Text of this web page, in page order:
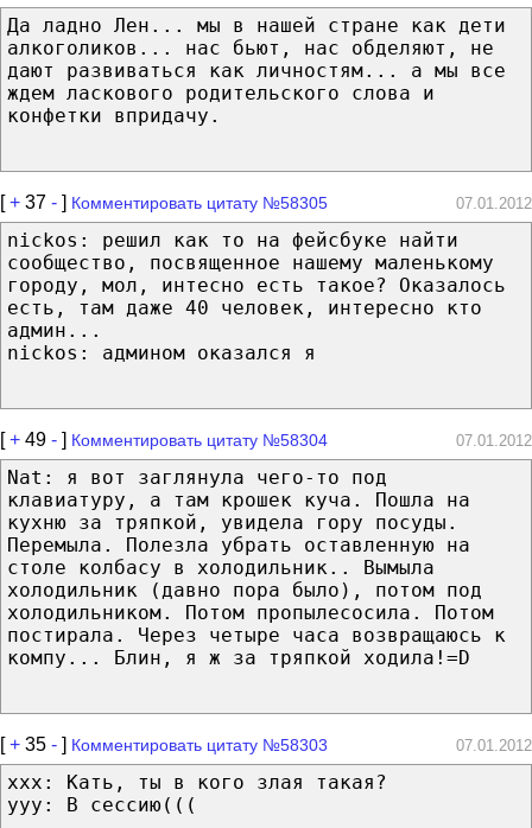
Да ладно Лен... мы в нашей стране как дети
алкоголиков... нас бьют, нас обделяют, не
дают развиваться как личностям... а мы все
ждем ласкового родительского слова и
конфетки впридачу.
[+ 37 - ] Комментировать цитату №58305 07.01.2012
nickos: решил как то на фейсбуке найти
сообщество, посвященное нашему маленькому
городу, мол, интесно есть такое? Оказалось
есть, там даже 40 человек, интересно кто
админ...
nickos: админом оказался я
[+ 49 - ] Комментировать цитату №58304 07.01.2012
Nat: я вот заглянула чего-то под
клавиатуру, а там крошек куча. Пошла на
кухню за тряпкой, увидела гору посуды.
Перемыла. Полезла убрать оставленную на
столе колбасу в холодильник.. Вымыла
холодильник (давно пора было), потом под
холодильником. Потом пропылесосила. Потом
постирала. Через четыре часа возвращаюсь к
компу... Блин, я ж за тряпкой ходила!=D
[+ 35 - ] Комментировать цитату №58303 07.01.2012
xxx: Кать, ты в кого злая такая?
yyy: В сессию(((